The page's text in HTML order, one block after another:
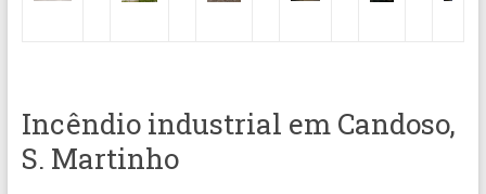
Incêndio industrial em Candoso,
S. Martinho